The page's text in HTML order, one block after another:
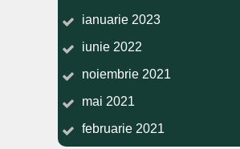
ianuarie 2023
iunie 2022
noiembrie 2021
mai 2021
februarie 2021